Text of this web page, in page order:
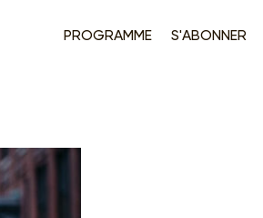
PROGRAMME S'ABONNER